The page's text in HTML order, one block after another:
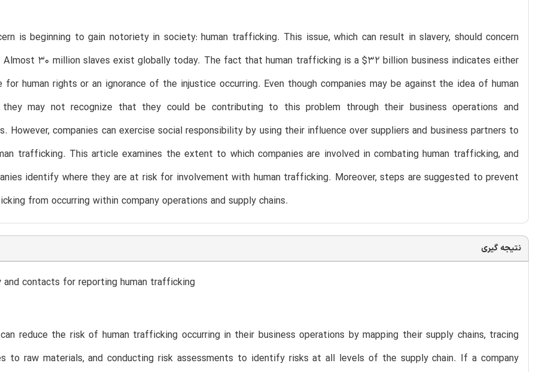
is beginning to gain notoriety in society: human trafficking. This issue, which can result in slavery, should concern
Almost 30 million slaves exist globally today. The fact that human trafficking is a $32 billion business indicates either
for human rights or an ignorance of the injustice occurring. Even though companies may be against the idea of human
may not recognize that they could be contributing to this problem through their business operations and
However, companies can exercise social responsibility by using their influence over suppliers and business partners to
trafficking. This article examines the extent to which companies are involved in combating human trafficking, and
identify where they are at risk for involvement with human trafficking. Moreover, steps are suggested to prevent
from occurring within company operations and supply chains.
نتیجه گیری
and contacts for reporting human trafficking
reduce the risk of human trafficking occurring in their business operations by mapping their supply chains, tracing
to raw materials, and conducting risk assessments to identify risks at all levels of the supply chain. If a company